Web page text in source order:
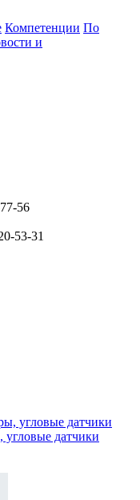
Компетенции По
и
56
53-31
датчики